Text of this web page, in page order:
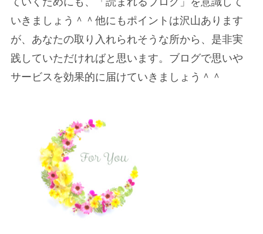
いきましょう＾＾他にもポイントは沢山あります
が、あなたの取り入れられそうな所から、是非実
践していただければと思います。ブログで思いや
サービスを効果的に届けていきましょう＾＾